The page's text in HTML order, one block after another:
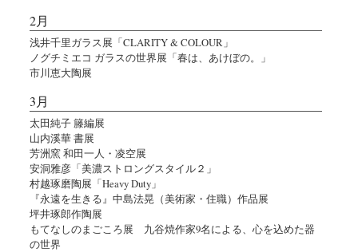
2月
浅井千里ガラス展「CLARITY & COLOUR」
ノグチミエコ ガラスの世界展「春は、あけぼの。」
市川恵大陶展
3月
太田純子 籐編展
山内溪華 書展
芳洲窯 和田一人・凌空展
安洞雅彦「美濃ストロングスタイル２」
村越琢磨陶展「Heavy Duty」
『永遠を生きる』中島法晃（美術家・住職）作品展
坪井琢郎作陶展
もてなしのまごころ展 九谷焼作家9名による、心を込めた器
の世界